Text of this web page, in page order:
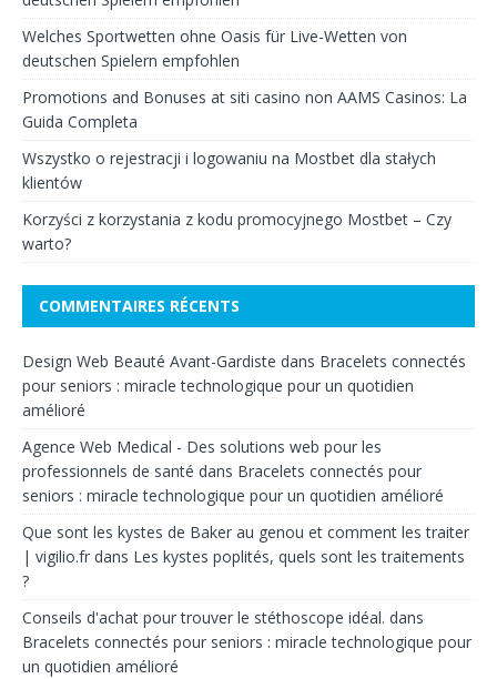
Welches Sportwetten ohne Oasis für Live-Wetten von
deutschen Spielern empfohlen
Promotions and Bonuses at siti casino non AAMS Casinos: La
Guida Completa
Wszystko o rejestracji i logowaniu na Mostbet dla stałych
klientów
Korzyści z korzystania z kodu promocyjnego Mostbet – Czy
warto?
COMMENTAIRES RÉCENTS
Design Web Beauté Avant-Gardiste dans Bracelets connectés
pour seniors : miracle technologique pour un quotidien
amélioré
Agence Web Medical - Des solutions web pour les
professionnels de santé dans Bracelets connectés pour
seniors : miracle technologique pour un quotidien amélioré
Que sont les kystes de Baker au genou et comment les traiter
| vigilio.fr dans Les kystes poplités, quels sont les traitements
?
Conseils d'achat pour trouver le stéthoscope idéal. dans
Bracelets connectés pour seniors : miracle technologique pour
un quotidien amélioré